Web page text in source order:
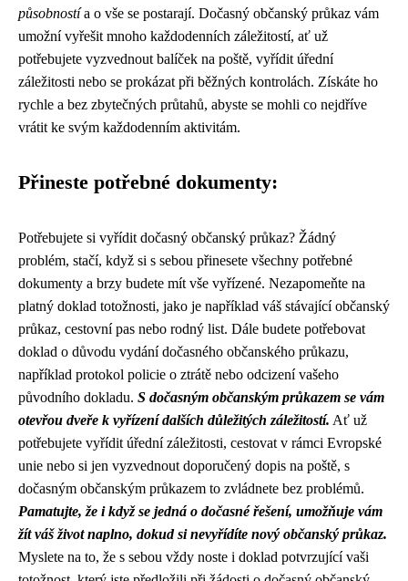
působnostía o vše se postarají. Dočasný občanský průkaz vám
umožní vyřešit mnoho každodenních záležitostí, ať už
potřebujete vyzvednout balíček na poště, vyřídit úřední
záležitosti nebo se prokázat při běžných kontrolách. Získáte ho
rychle a bez zbytečných průtahů, abyste se mohli co nejdříve
vrátit ke svým každodenním aktivitám.
Přineste potřebné dokumenty:
Potřebujete si vyřídit dočasný občanský průkaz? Žádný
problém, stačí, když si s sebou přinesete všechny potřebné
dokumenty a brzy budete mít vše vyřízené. Nezapomeňte na
platný doklad totožnosti, jako je například váš stávající občanský
průkaz, cestovní pas nebo rodný list. Dále budete potřebovat
doklad o důvodu vydání dočasného občanského průkazu,
například protokol policie o ztrátě nebo odcizení vašeho
původního dokladu. S dočasným občanským průkazem se vám
otevřou dveře k vyřízení dalších důležitých záležitostí. Ať už
potřebujete vyřídit úřední záležitosti, cestovat v rámci Evropské
unie nebo si jen vyzvednout doporučený dopis na poště, s
dočasným občanským průkazem to zvládnete bez problémů.
Pamatujte, že i když se jedná o dočasné řešení, umožňuje vám
žít váš život naplno, dokud si nevyřídíte nový občanský průkaz.
Myslete na to, že s sebou vždy noste i doklad potvrzující vaši